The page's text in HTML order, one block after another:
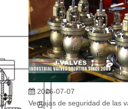
2026-07-07
En sistemas industriales